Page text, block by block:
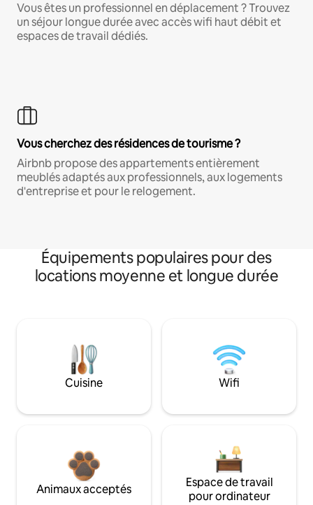
Vous êtes un professionnel en déplacement ? Trouvez
un séjour longue durée avec accès wifi haut débit et
espaces de travail dédiés.
Vous cherchez des résidences de tourisme ?
Airbnb propose des appartements entièrement
meublés adaptés aux professionnels, aux logements
d'entreprise et pour le relogement.
Équipements populaires pour des
locations moyenne et longue durée
Cuisine Wifi
Animaux acceptés
Espace de travail
pour ordinateur